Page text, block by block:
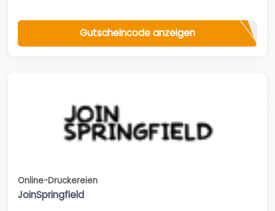
Gutscheincode anzeigen
Online-Druckereien
JoinSpringfield